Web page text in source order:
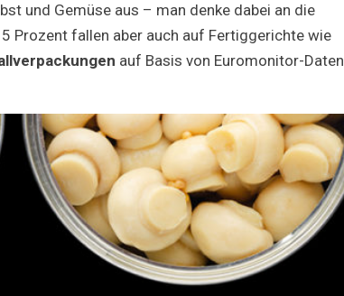
und Gemüse aus – man denke dabei an die
Prozent fallen aber auch auf Fertiggerichte wie
auf Basis von Euromonitor-Daten